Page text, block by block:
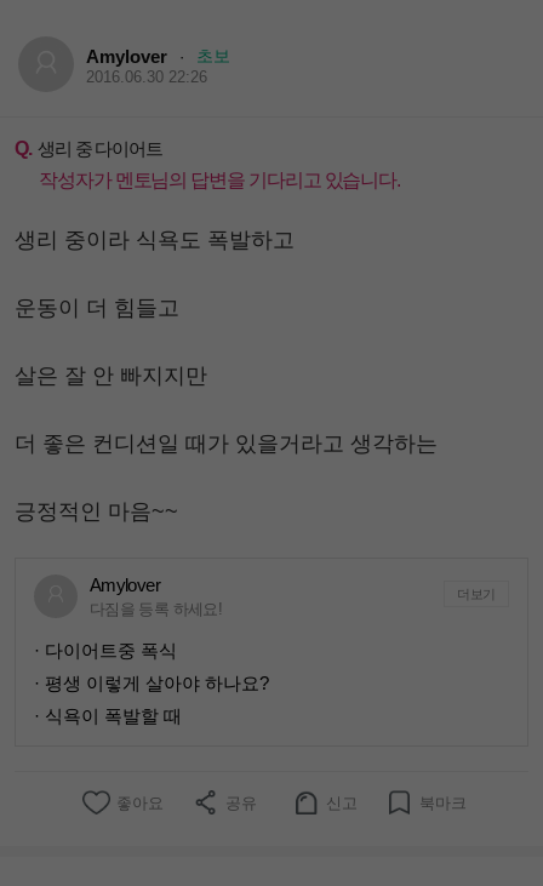
Amylover · 초보
2016.06.30 22:26
Q. 생리 중 다이어트
작성자가 멘토님의 답변을 기다리고 있습니다.
생리 중이라 식욕도 폭발하고
운동이 더 힘들고
살은 잘 안 빠지지만
더 좋은 컨디션일 때가 있을거라고 생각하는
긍정적인 마음~~
Amylover
다짐을 등록 하세요!
더보기
· 다이어트중 폭식
· 평생 이렇게 살아야 하나요?
· 식욕이 폭발할 때
좋아요 공유 신고 북마크